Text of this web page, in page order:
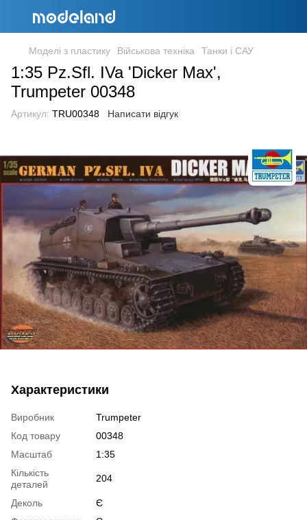
Моделі з пластику Військова техніка Танки і САУ
1:35 Pz.Sfl. IVa 'Dicker Max',
Trumpeter 00348
Артикул: TRU00348 Написати відгук
Характеристики
Виробник
Trumpeter
Код товару
00348
Масштаб
1:35
Кількість
деталей
204
Деколь
Є